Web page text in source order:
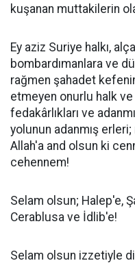
kuşanan muttakilerin
Ey aziz Suriye halkı,
bombardımanlara ve
rağmen şahadet
etmeyen onurlu halk ve
fedakârlıkları ve
yolunun adanmış
Allah'a and olsun ki
cehennem!
Selam olsun; Halep'e,
Cerablusa ve İdlib'e!
Selam olsun izzetiyle